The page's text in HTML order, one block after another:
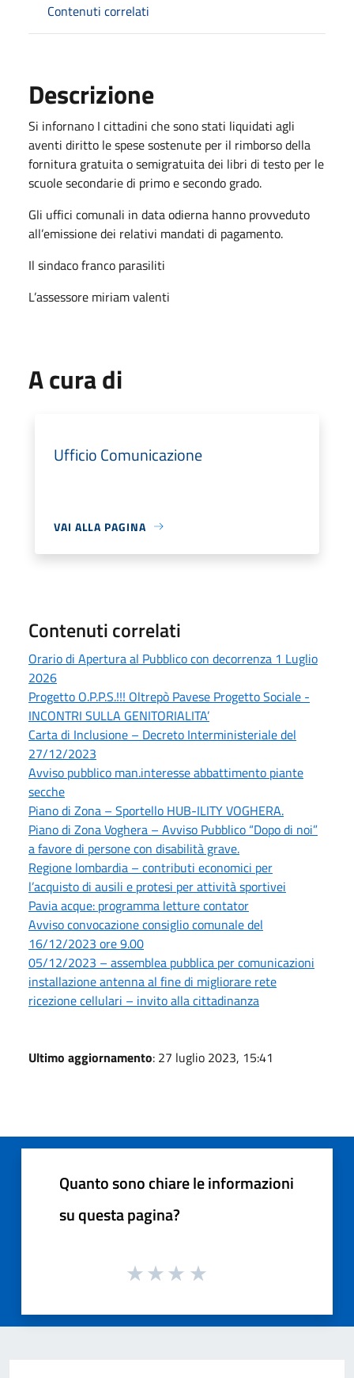
Contenuti correlati
Descrizione
Si infornano I cittadini che sono stati liquidati agli
aventi diritto le spese sostenute per il rimborso della
fornitura gratuita o semigratuita dei libri di testo per le
scuole secondarie di primo e secondo grado.
Gli uffici comunali in data odierna hanno provveduto
all’emissione dei relativi mandati di pagamento.
Il sindaco franco parasiliti
L’assessore miriam valenti
A cura di
Ufficio Comunicazione
VAI ALLA PAGINA
Contenuti correlati
Orario di Apertura al Pubblico con decorrenza 1 Luglio
2026
Progetto O.P.P.S.!!! Oltrepò Pavese Progetto Sociale -
INCONTRI SULLA GENITORIALITA’
Carta di Inclusione – Decreto Interministeriale del
27/12/2023
Avviso pubblico man.interesse abbattimento piante
secche
Piano di Zona – Sportello HUB-ILITY VOGHERA.
Piano di Zona Voghera – Avviso Pubblico “Dopo di noi”
a favore di persone con disabilità grave.
Regione lombardia – contributi economici per
l’acquisto di ausili e protesi per attività sportivei
Pavia acque: programma letture contator
Avviso convocazione consiglio comunale del
16/12/2023 ore 9.00
05/12/2023 – assemblea pubblica per comunicazioni
installazione antenna al fine di migliorare rete
ricezione cellulari – invito alla cittadinanza
Ultimo aggiornamento: 27 luglio 2023, 15:41
Quanto sono chiare le informazioni
su questa pagina?